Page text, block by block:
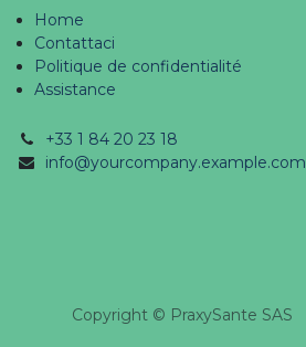
Home
Contattaci
Politique de confidentialité
Assistance
+33 1 84 20 23 18
info@yourcompany.example.com
Copyright © PraxySante SAS